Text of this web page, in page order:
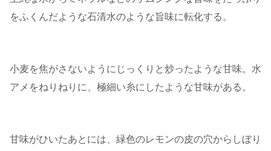
をふくんだような石清水のような旨味に転化する。
小麦を焦がさないようにじっくりと炒ったような甘味。水
アメをねりねりに、極細い糸にしたような甘味がある。
甘味がひいたあとには、緑色のレモンの皮の穴からしぼり